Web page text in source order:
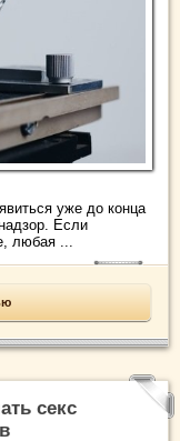
уже до конца
Если
любая ...
секс